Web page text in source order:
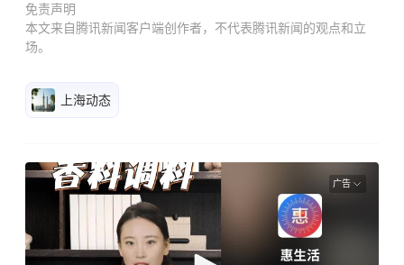
免责声明
本文来自腾讯新闻客户端创作者，不代表腾讯新闻的观点和立
场。
上海动态
广告